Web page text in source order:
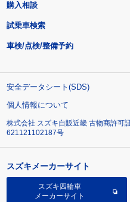
購入相談
試乗車検索
車検/点検/整備予約
安全データシート(SDS)
個人情報について
株式会社 スズキ自販近畿 古物商許可
621121102187号
スズキメーカーサイト
スズキ四輪車
メーカーサイト